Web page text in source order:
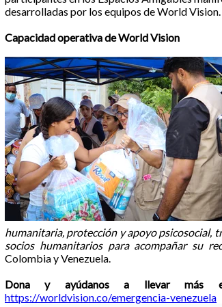
desarrolladas por los equipos de World Vision.
Capacidad operativa de World Vision
humanitaria, protección y apoyo psicosocial,
socios humanitarios para acompañar su
Colombia y Venezuela.
Dona y ayúdanos a llevar más
https://worldvision.co/emergencia-venezuela